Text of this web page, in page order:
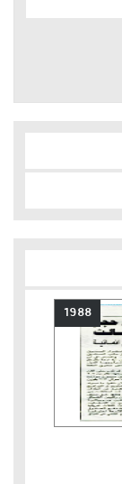
1988